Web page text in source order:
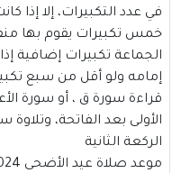
في عدد التكبيرات، إلا إذا
خمس تكبيرات يقوم بها
الجماعة تكبيرات إضافية
إمامه ولو أقل من سبع
قراءة سورة ق ، أو سورة
الأولى بعد الفاتحة،
الركعة الثانية
موعد صلاة عيد الأضحى 2024 في الدوحة | قطر.